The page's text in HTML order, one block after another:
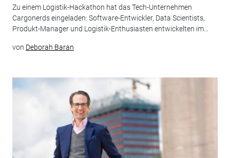
Zu einem Logistik-Hackathon hat das Tech-Unternehmen
Cargonerds eingeladen: Software-Entwickler, Data Scientists,
Produkt-Manager und Logistik-Enthusiasten entwickelten im...
von Deborah Baran